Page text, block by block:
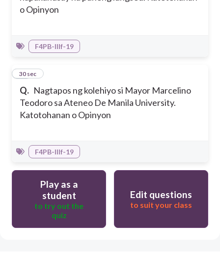
o Opinyon
F4PB-IIIf-19
Q. Nagtapos ng kolehiyo si Mayor Marcelino
Teodoro sa Ateneo De Manila University.
Katotohanan o Opinyon
10
30 sec
F4PB-IIIf-19
Play as a
student
to try out the
quiz
Edit questions
to suit your class